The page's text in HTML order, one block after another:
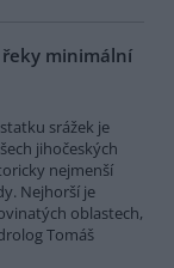
minimální
srážek je
jihočeských
nejmenší
Nejhorší je
oblastech,
Tomáš